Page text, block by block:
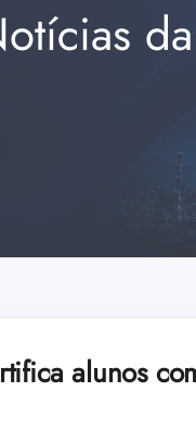
alunos